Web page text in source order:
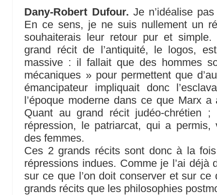
Dany-Robert Dufour. Je n’idéalise
En ce sens, je ne suis nullement un
souhaiterais leur retour pur et
grand récit de l’antiquité, le logos,
massive : il fallait que des hommes
mécaniques » pour permettent que
émancipateur impliquait donc
l’époque moderne dans ce que Marx a
Quant au grand récit judéo-chrétien ;
répression, le patriarcat, qui a permis,
des femmes.
Ces 2 grands récits sont donc à la
répressions indues. Comme je l’ai déjà
sur ce que l’on doit conserver et sur ce
grands récits que les philosophies